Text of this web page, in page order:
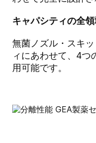
キャパシティの全
無菌ノズル・スキ
ィにあわせて、4つ
用可能です。